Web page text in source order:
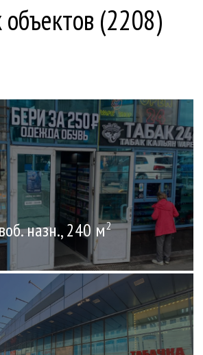
объектов (2208)
назн., 240 м2